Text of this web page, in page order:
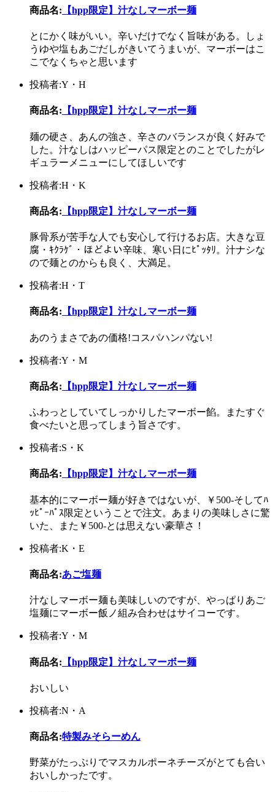
商品名: 【hpp限定】汁なしマーボー麺
とにかく味がいい。辛いだけでなく旨味がある。しょ
うゆや塩もあごだしがきいてうまいが、マーボーはこ
こでなくちゃと思います
投稿者:Y・H
商品名: 【hpp限定】汁なしマーボー麺
麺の硬さ、あんの強さ、辛さのバランスが良く好みで
した。汁なしはハッピーパス限定とのことでしたがレ
ギュラーメニューにしてほしいです
投稿者:H・K
商品名: 【hpp限定】汁なしマーボー麺
豚骨系が苦手な人でも安心して行けるお店。大きな豆
腐・ｷｸﾗｹﾞ・ほどよい辛味、寒い日にﾋﾟｯﾀﾘ。汁ナシな
ので麺とのからも良く、大満足。
投稿者:H・T
商品名: 【hpp限定】汁なしマーボー麺
あのうまさであの価格!コスパハンパない!
投稿者:Y・M
商品名: 【hpp限定】汁なしマーボー麺
ふわっとしていてしっかりしたマーボー餡。またすぐ
食べたいと思ってしまう旨さです。
投稿者:S・K
商品名: 【hpp限定】汁なしマーボー麺
基本的にマーボー麺が好きではないが、￥500-そしてﾊ
ｯﾋﾟｰﾊﾟｽ限定ということで注文。あまりの美味しさに驚
いた、また￥500-とは思えない豪華さ！
投稿者:K・E
商品名:あご塩麺
汁なしマーボー麺も美味しいのですが、やっぱりあご
塩麺にマーボー飯ノ組み合わせはサイコーです。
投稿者:Y・M
商品名: 【hpp限定】汁なしマーボー麺
おいしい
投稿者:N・A
商品名:特製みそらーめん
野菜がたっぷりでマスカルポーネチーズがとても合い
おいしかったです。